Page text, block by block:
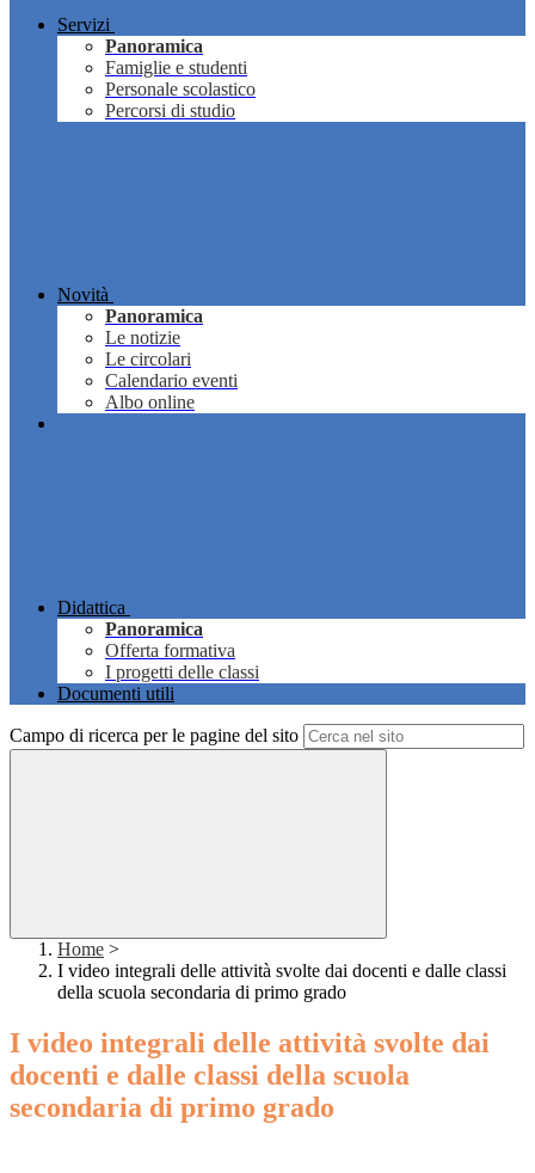
Servizi
Panoramica
Famiglie e studenti
Personale scolastico
Percorsi di studio
Novità
Panoramica
Le notizie
Le circolari
Calendario eventi
Albo online
Didattica
Panoramica
Offerta formativa
I progetti delle classi
Documenti utili
Campo di ricerca per le pagine del sito
Home >
I video integrali delle attività svolte dai docenti e dalle classi
della scuola secondaria di primo grado
I video integrali delle attività svolte dai
docenti e dalle classi della scuola
secondaria di primo grado